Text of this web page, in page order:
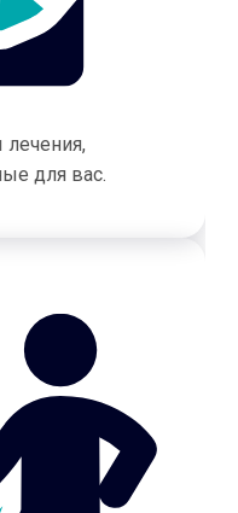
для вас.